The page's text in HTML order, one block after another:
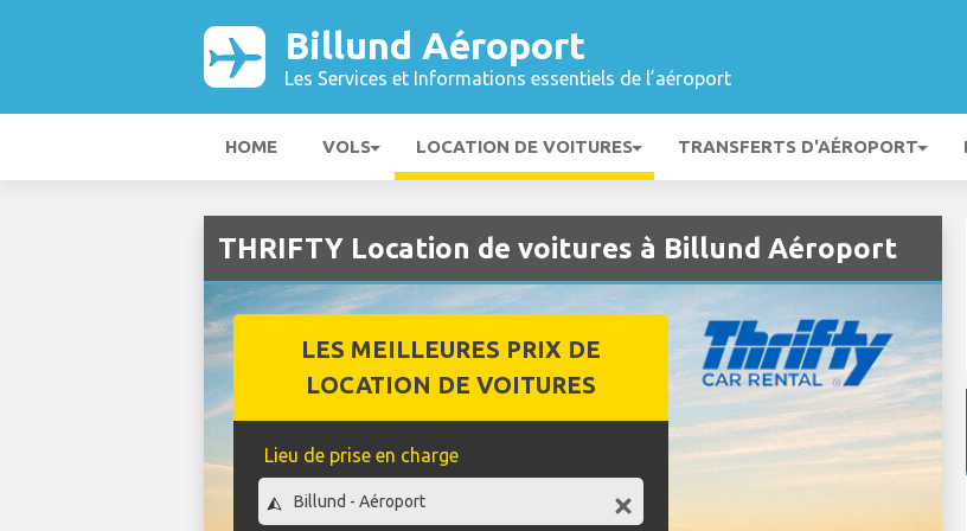
Billund Aéroport
Les Services et Informations essentiels de l’aéroport
HOME VOLS LOCATION DE VOITURES TRANSFERTS D'AÉROPORT
THRIFTY Location de voitures à Billund Aéroport
LES MEILLEURES PRIX DE
LOCATION DE VOITURES
Lieu de prise en charge